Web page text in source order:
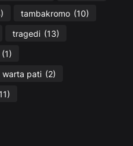
tambakromo (10)
tragedi (13)
(1)
warta pati (2)